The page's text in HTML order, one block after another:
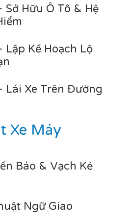
Sở Hữu Ô Tô & Hệ
Lập Kế Hoạch Lộ
Lái Xe Trên Đường
Xe Máy
Báo & Vạch Kẻ
Ngữ Giao